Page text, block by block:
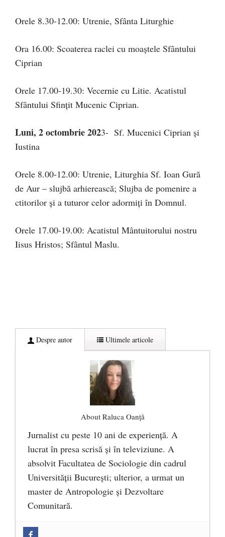
Orele 8.30-12.00: Utrenie, Sfânta Liturghie
Ora 16.00: Scoaterea raclei cu moaştele Sfântului
Ciprian
Orele 17.00-19.30: Vecernie cu Litie. Acatistul
Sfântului Sfinţit Mucenic Ciprian.
Luni, 2 octombrie 2023- Sf. Mucenici Ciprian şi
Iustina
Orele 8.00-12.00: Utrenie, Liturghia Sf. Ioan Gură
de Aur – slujbă arhierească; Slujba de pomenire a
ctitorilor și a tuturor celor adormiți în Domnul.
Orele 17.00-19.00: Acatistul Mântuitorului nostru
Iisus Hristos; Sfântul Maslu.
Despre autor Ultimele articole
About Raluca Oanță
Jurnalist cu peste 10 ani de experiență. A
lucrat în presa scrisă și în televiziune. A
absolvit Facultatea de Sociologie din cadrul
Universității București; ulterior, a urmat un
master de Antropologie și Dezvoltare
Comunitară.